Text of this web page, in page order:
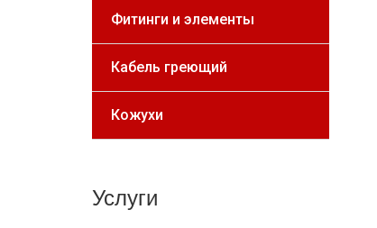
Фитинги и элементы
Кабель греющий
Кожухи
Услуги